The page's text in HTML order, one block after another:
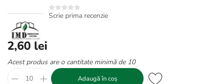
Scrie prima recenzie
2,60 lei
Acest produs are o cantitate minimă de 10
Adaugă în coș